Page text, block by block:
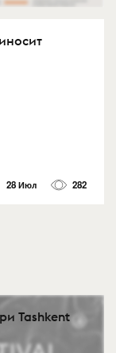
28 Июл 282
Tashkent